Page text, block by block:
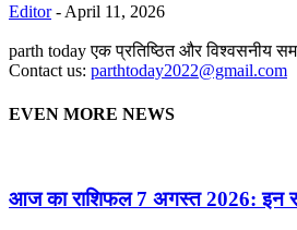
Editor -April 11, 2026
parth today एक प्रतिष्ठित और विश्वसनीय
Contact us: parthtoday2022@gmail.com
EVEN MORE NEWS
आज का राशिफल 7 अगस्त 2026: इन